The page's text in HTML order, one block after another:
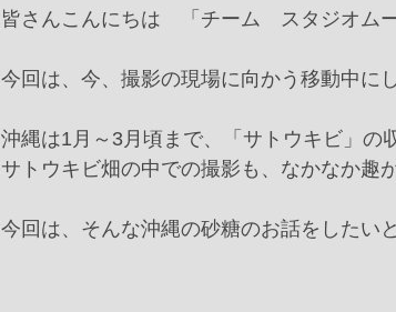
皆さんこんにちは　「チーム　スタジオム
今回は、今、撮影の現場に向かう移動中に
沖縄は1月～3月頃まで、「サトウキビ」の
サトウキビ畑の中での撮影も、なかなか趣
今回は、そんな沖縄の砂糖のお話をしたい